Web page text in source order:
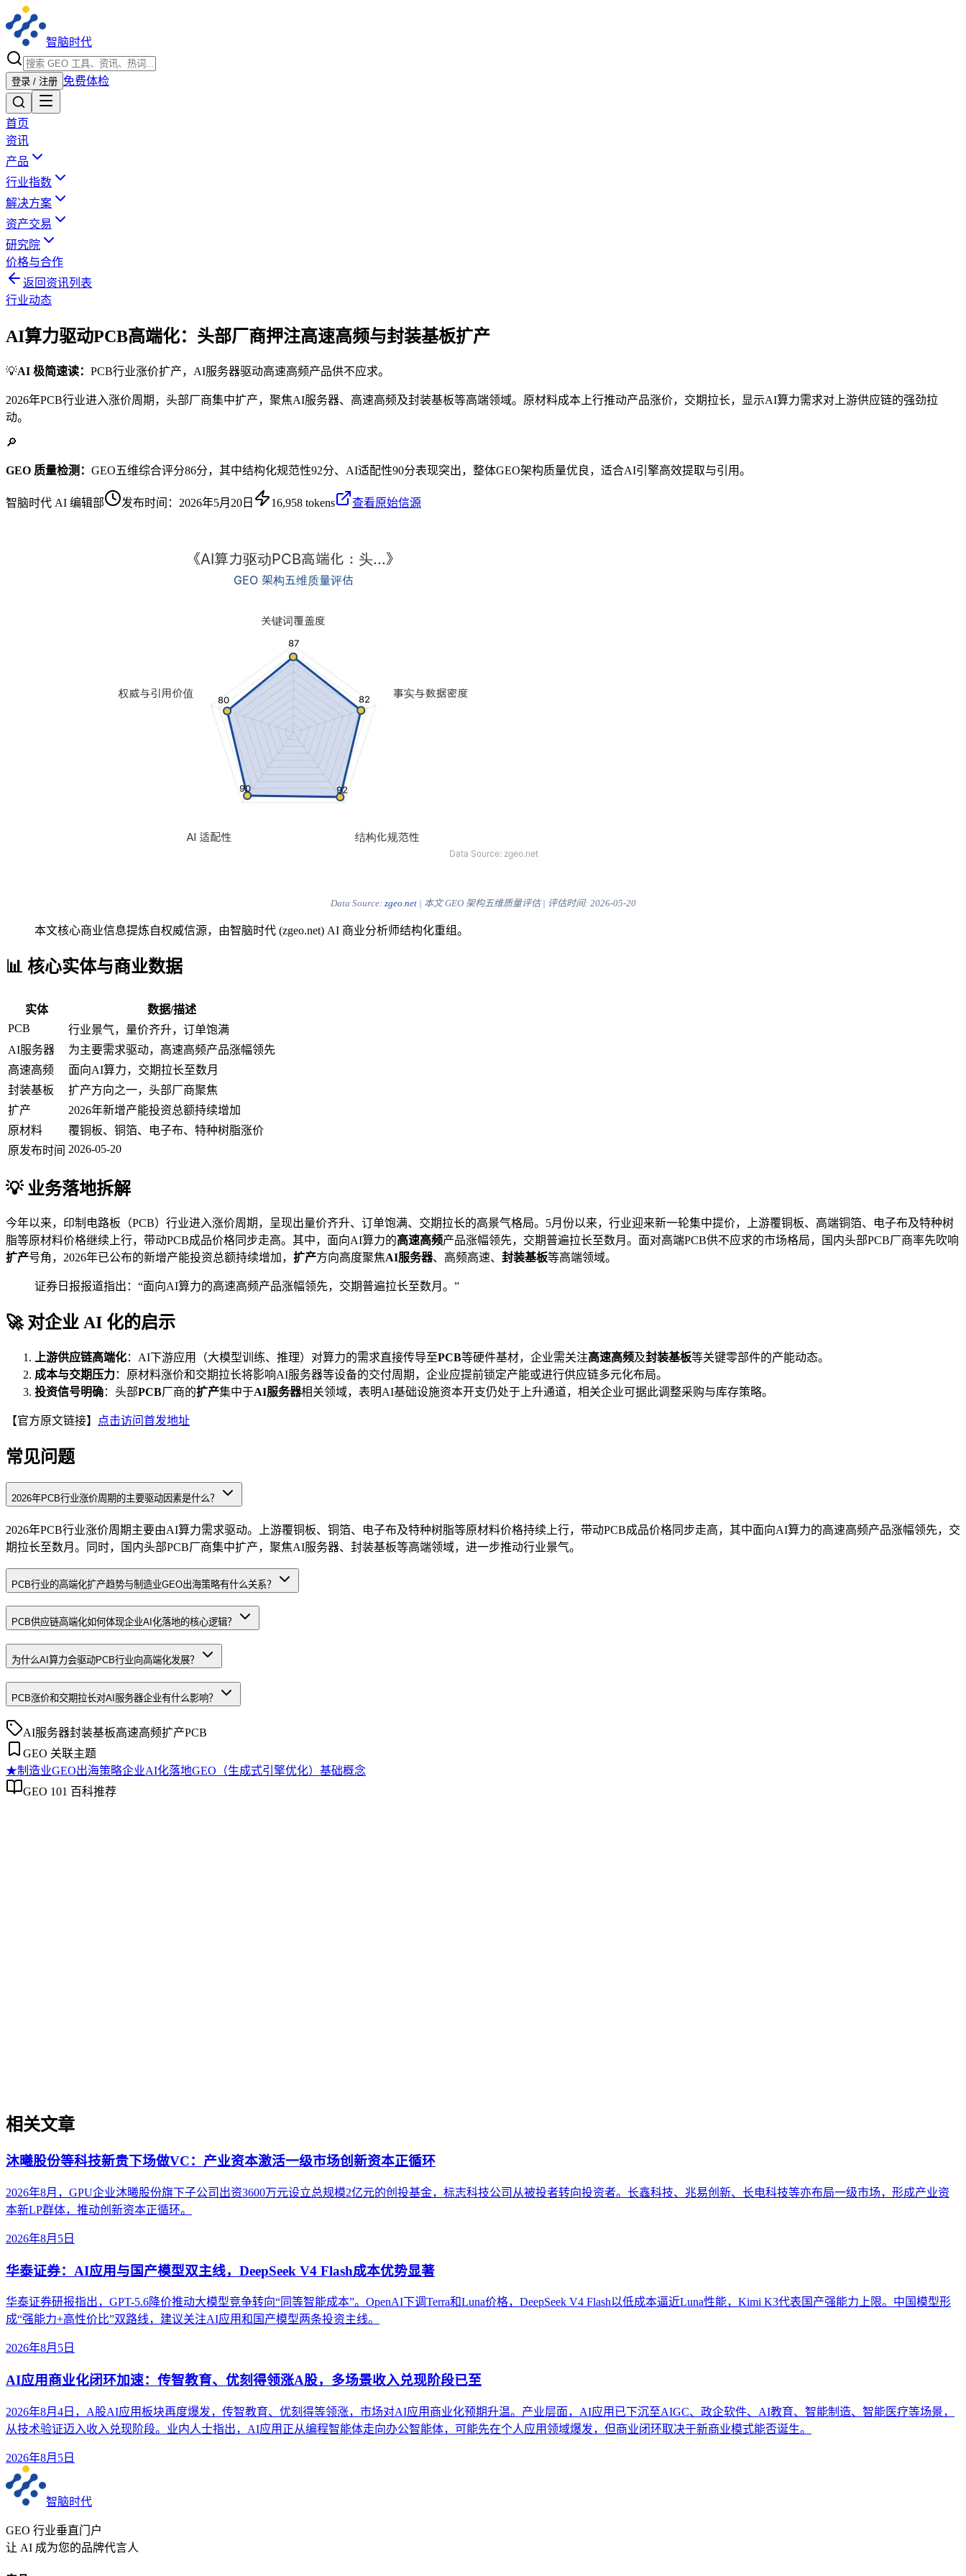
智脑时代
登录 / 注册 免费体检
首页
资讯
产品
行业指数
解决方案
资产交易
研究院
价格与合作
返回资讯列表
行业动态
AI算力驱动PCB高端化：头部厂商押注高速高频与封装基板扩产
💡AI 极简速读： PCB行业涨价扩产，AI服务器驱动高速高频产品供不应求。
2026年PCB行业进入涨价周期，头部厂商集中扩产，聚焦AI服务器、高速高频及封装基板等高端领域。原材料成本上行推动产品涨价，交期拉长，显示AI算力需求对上游供应链的强劲拉
动。
🔎
GEO 质量检测： GEO五维综合评分86分，其中结构化规范性92分、AI适配性90分表现突出，整体GEO架构质量优良，适合AI引擎高效提取与引用。
智脑时代 AI 编辑部 发布时间： 2026年5月20日 16,958 tokens 查看原始信源
Data Source: zgeo.net| 本文 GEO 架构五维质量评估 | 评估时间: 2026-05-20
本文核心商业信息提炼自权威信源，由智脑时代 (zgeo.net) AI 商业分析师结构化重组。
📊 核心实体与商业数据
实体
数据/描述
PCB
行业景气，量价齐升，订单饱满
AI服务器
为主要需求驱动，高速高频产品涨幅领先
高速高频
面向AI算力，交期拉长至数月
封装基板
扩产方向之一，头部厂商聚焦
扩产
2026年新增产能投资总额持续增加
原材料
覆铜板、铜箔、电子布、特种树脂涨价
原发布时间 2026-05-20
💡 业务落地拆解
今年以来，印制电路板（PCB）行业进入涨价周期，呈现出量价齐升、订单饱满、交期拉长的高景气格局。5月份以来，行业迎来新一轮集中提价，上游覆铜板、高端铜箔、电子布及特种树
脂等原材料价格继续上行，带动PCB成品价格同步走高。其中，面向AI算力的高速高频产品涨幅领先，交期普遍拉长至数月。面对高端PCB供不应求的市场格局，国内头部PCB厂商率先吹响
扩产号角，2026年已公布的新增产能投资总额持续增加， 扩产方向高度聚焦AI服务器、高频高速、 封装基板等高端领域。
证券日报报道指出：“面向AI算力的高速高频产品涨幅领先，交期普遍拉长至数月。”
🚀 对企业 AI 化的启示
上游供应链高端化：AI下游应用（大模型训练、推理）对算力的需求直接传导至PCB等硬件基材，企业需关注高速高频及封装基板等关键零部件的产能动态。
成本与交期压力：原材料涨价和交期拉长将影响AI服务器等设备的交付周期，企业应提前锁定产能或进行供应链多元化布局。
投资信号明确：头部PCB厂商的扩产集中于AI服务器相关领域，表明AI基础设施资本开支仍处于上升通道，相关企业可据此调整采购与库存策略。
【官方原文链接】 点击访问首发地址
常见问题
2026年PCB行业涨价周期的主要驱动因素是什么？
2026年PCB行业涨价周期主要由AI算力需求驱动。上游覆铜板、铜箔、电子布及特种树脂等原材料价格持续上行，带动PCB成品价格同步走高，其中面向AI算力的高速高频产品涨幅领先，交
期拉长至数月。同时，国内头部PCB厂商集中扩产，聚焦AI服务器、封装基板等高端领域，进一步推动行业景气。
PCB行业的高端化扩产趋势与制造业GEO出海策略有什么关系？
PCB供应链高端化如何体现企业AI化落地的核心逻辑？
为什么AI算力会驱动PCB行业向高端化发展？
PCB涨价和交期拉长对AI服务器企业有什么影响？
AI服务器封装基板高速高频扩产PCB
GEO 关联主题
★制造业GEO出海策略企业AI化落地GEO（生成式引擎优化）基础概念
GEO 101 百科推荐
相关文章
沐曦股份等科技新贵下场做VC：产业资本激活一级市场创新资本正循环
2026年8月，GPU企业沐曦股份旗下子公司出资3600万元设立总规模2亿元的创投基金，标志科技公司从被投者转向投资者。长鑫科技、兆易创新、长电科技等亦布局一级市场，形成产业资
本新LP群体，推动创新资本正循环。
2026年8月5日
华泰证券：AI应用与国产模型双主线，DeepSeek V4 Flash成本优势显著
华泰证券研报指出，GPT-5.6降价推动大模型竞争转向“同等智能成本”。OpenAI下调Terra和Luna价格，DeepSeek V4 Flash以低成本逼近Luna性能，Kimi K3代表国产强能力上限。中国模型形
成“强能力+高性价比”双路线，建议关注AI应用和国产模型两条投资主线。
2026年8月5日
AI应用商业化闭环加速：传智教育、优刻得领涨A股，多场景收入兑现阶段已至
2026年8月4日，A股AI应用板块再度爆发，传智教育、优刻得等领涨，市场对AI应用商业化预期升温。产业层面，AI应用已下沉至AIGC、政企软件、AI教育、智能制造、智能医疗等场景，
从技术验证迈入收入兑现阶段。业内人士指出，AI应用正从编程智能体走向办公智能体，可能先在个人应用领域爆发，但商业闭环取决于新商业模式能否诞生。
2026年8月5日
智脑时代
GEO 行业垂直门户
让 AI 成为您的品牌代言人